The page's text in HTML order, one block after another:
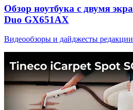
Обзор ноутбука с двумя
Duo GX651AX
Видеообзоры и дайджесты редакции